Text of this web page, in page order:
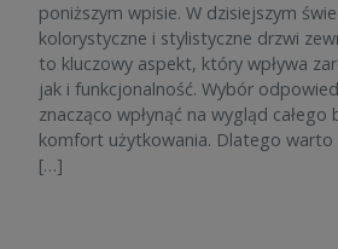
poniższym wpisie. W dzisiejszym
kolorystyczne i stylistyczne drzwi
to kluczowy aspekt, który wpływa
jak i funkcjonalność. Wybór
znacząco wpłynąć na wygląd całego
komfort użytkowania. Dlatego warto
[…]